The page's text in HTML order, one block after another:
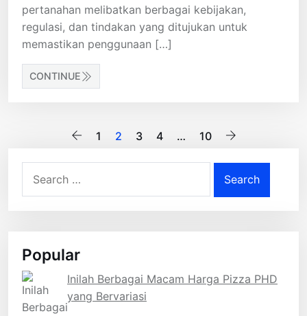
pertanahan melibatkan berbagai kebijakan,
regulasi, dan tindakan yang ditujukan untuk
memastikan penggunaan […]
CONTINUE
1 2 3 4 … 10
for:
Popular
Inilah Berbagai Macam Harga Pizza PHD
yang Bervariasi